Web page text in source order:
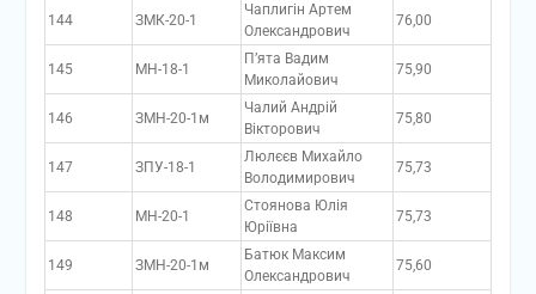
144 ЗМК-20-1
Чаплигін Артем
Олександрович
76,00
145 МН-18-1
П’ята Вадим
Миколайович
75,90
146 ЗМН-20-1м
Чалий Андрій
Вікторович
75,80
147 ЗПУ-18-1
Люлєєв Михайло
Володимирович
75,73
148 МН-20-1
Стоянова Юлія
Юріївна
75,73
149 ЗМН-20-1м
Батюк Максим
Олександрович
75,60